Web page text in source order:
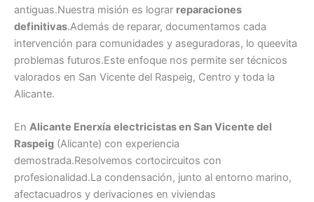
antiguas.Nuestra misión es lograr reparaciones
definitivas.Además de reparar, documentamos cada
intervención para comunidades y aseguradoras, lo queevita
problemas futuros.Este enfoque nos permite ser técnicos
valorados en San Vicente del Raspeig, Centro y toda la
Alicante.
En Alicante Enerxía electricistas en San Vicente del
Raspeig (Alicante) con experiencia
demostrada.Resolvemos cortocircuitos con
profesionalidad.La condensación, junto al entorno marino,
afectacuadros y derivaciones en viviendas